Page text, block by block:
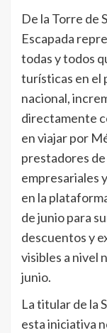
De la Torre de
Escapada
todas y todos
turísticas en el
nacional,
directamente
en viajar por
prestadores
empresariales
en la
de junio para
descuentos y
visibles a nivel
junio.
La titular de la
esta iniciativa